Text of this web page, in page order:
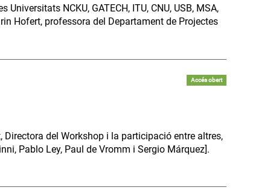
NCKU, GATECH, ITU, CNU, USB, MSA,
Hofert, professora del Departament de Projectes
Accés obert
Directora del Workshop i la participació entre altres,
Pablo Ley, Paul de Vromm i Sergio Márquez].